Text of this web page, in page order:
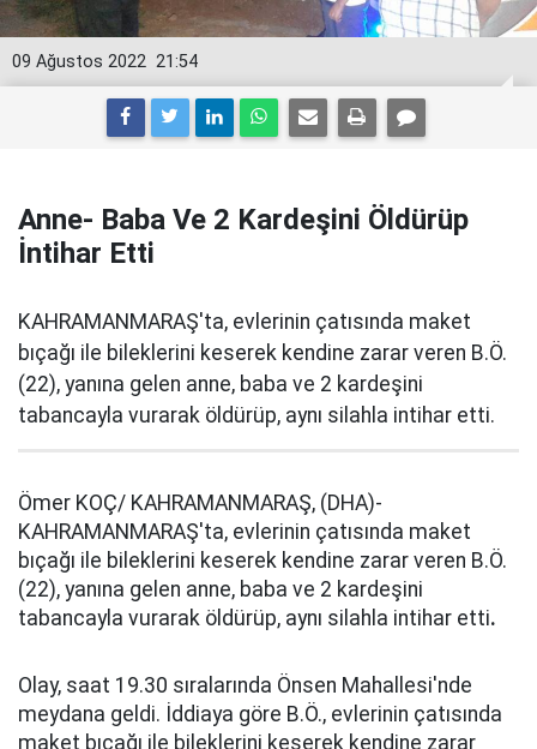
21:54
09 Ağustos 2022
Anne- Baba Ve 2 Kardeşini Öldürüp
İntihar Etti
KAHRAMANMARAŞ'ta, evlerinin çatısında maket
bıçağı ile bileklerini keserek kendine zarar veren B.Ö.
(22), yanına gelen anne, baba ve 2 kardeşini
tabancayla vurarak öldürüp, aynı silahla intihar etti.
Ömer KOÇ/ KAHRAMANMARAŞ, (DHA)-
KAHRAMANMARAŞ'ta, evlerinin çatısında maket
bıçağı ile bileklerini keserek kendine zarar veren B.Ö.
(22), yanına gelen anne, baba ve 2 kardeşini
tabancayla vurarak öldürüp, aynı silahla intihar etti.
Olay, saat 19.30 sıralarında Önsen Mahallesi'nde
meydana geldi. İddiaya göre B.Ö., evlerinin çatısında
maket bıçağı ile bileklerini keserek kendine zarar